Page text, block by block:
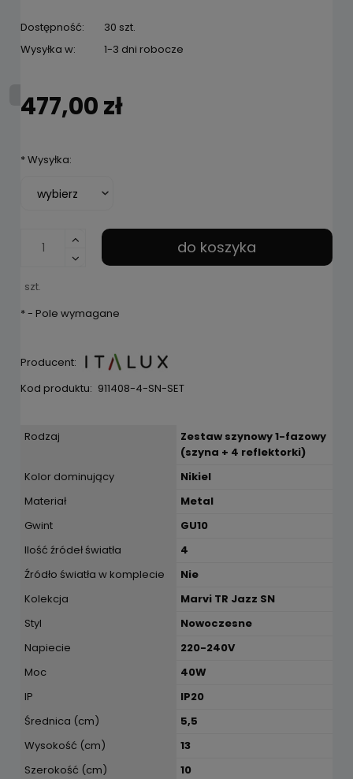
Dostępność:
30 szt.
Wysyłka w:
1-3 dni robocze
477,00 zł
*Wysyłka:
szt.
do koszyka
*- Pole wymagane
Producent:
Kod produktu: 911408-4-SN-SET
Rodzaj
Zestaw szynowy 1-fazowy
(szyna + 4 reflektorki)
Kolor dominujący
Nikiel
Materiał
Metal
Gwint
GU10
Ilość źródeł światła
4
Źródło światła w komplecie
Nie
Kolekcja
Marvi TR Jazz SN
Styl
Nowoczesne
Napiecie
220-240V
Moc
40W
IP
IP20
Średnica (cm)
5,5
Wysokość (cm)
13
Szerokość (cm)
10